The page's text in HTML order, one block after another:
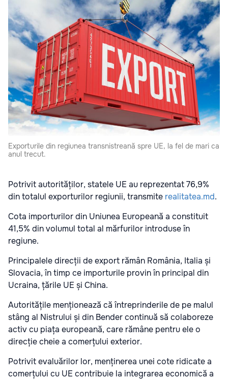
Exporturile din regiunea transnistreană spre UE, la fel de mari ca
anul trecut.
Potrivit autorităților, statele UE au reprezentat 76,9%
din totalul exporturilor regiunii, transmite realitatea.md.
Cota importurilor din Uniunea Europeană a constituit
41,5% din volumul total al mărfurilor introduse în
regiune.
Principalele direcții de export rămân România, Italia și
Slovacia, în timp ce importurile provin în principal din
Ucraina, țările UE și China.
Autoritățile menționează că întreprinderile de pe malul
stâng al Nistrului și din Bender continuă să colaboreze
activ cu piața europeană, care rămâne pentru ele o
direcție cheie a comerțului exterior.
Potrivit evaluărilor lor, menținerea unei cote ridicate a
comerțului cu UE contribuie la integrarea economică a